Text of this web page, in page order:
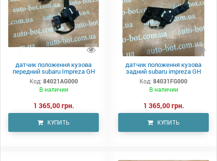
датчик положення кузова
передний subaru Impreza GH
Код: 84021AG000
В наличии
1 365,00 грн.
КУПИТЬ
датчик положення кузова
задний subaru impreza GH
Код: 84031FG000
В наличии
1 365,00 грн.
КУПИТЬ